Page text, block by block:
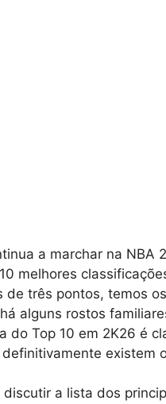
a marchar na NBA
melhores
de três pontos, temos
alguns rostos
do Top 10 em 2K26 é
existem
a lista dos